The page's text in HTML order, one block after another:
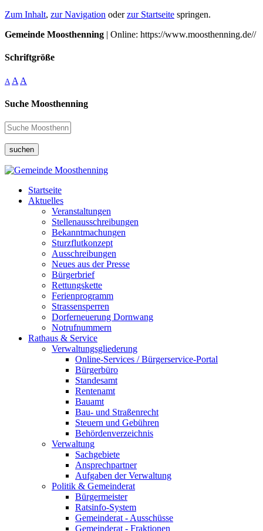
Zum Inhalt, zur Navigation oderzur Startseite springen.
Gemeinde Moosthenning | Online: https://www.moosthenning.de//
Schriftgröße
A A A
Suche Moosthenning
suchen
Startseite
Aktuelles
Veranstaltungen
Stellenausschreibungen
Bekanntmachungen
Sturzflutkonzept
Ausschreibungen
Neues aus der Presse
Bürgerbrief
Rettungskette
Ferienprogramm
Strassensperren
Dorferneuerung Dornwang
Notrufnummern
Rathaus & Service
Verwaltungsgliederung
Online-Services / Bürgerservice-Portal
Bürgerbüro
Standesamt
Rentenamt
Bauamt
Bau- und Straßenrecht
Steuern und Gebühren
Behördenverzeichnis
Verwaltung
Sachgebiete
Ansprechpartner
Aufgaben der Verwaltung
Politik & Gemeinderat
Bürgermeister
Ratsinfo-System
Gemeinderat - Ausschüsse
Gemeinderat - Fraktionen